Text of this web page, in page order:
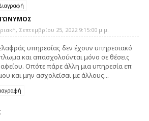
Σεπτεμβρίου 25, 2022 9:15:00 μ.μ.
υπηρεσίας δεν έχουν υπηρεσιακό
και απασχολούνται μόνο σε θέσεις
Οπότε πάρε άλλη μια υπηρεσία επ
και μην ασχολείσαι με άλλους...